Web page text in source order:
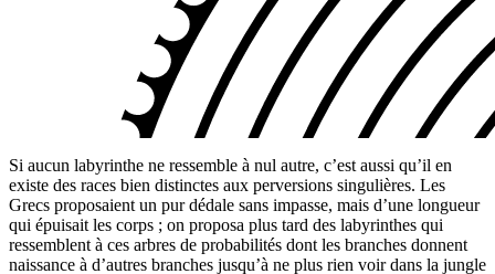
Si aucun labyrinthe ne ressemble à nul autre, c’est aussi qu’il en
existe des races bien distinctes aux perversions singulières. Les
Grecs proposaient un pur dédale sans impasse, mais d’une longueur
qui épuisait les corps ; on proposa plus tard des labyrinthes qui
ressemblent à ces arbres de probabilités dont les branches donnent
naissance à d’autres branches jusqu’à ne plus rien voir dans la jungle